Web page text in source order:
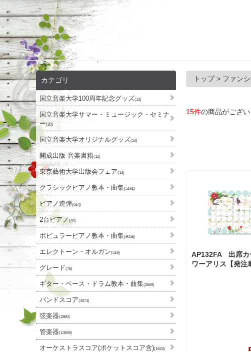
カテゴリ
国立音楽大学100周年記念グッズ(13)
国立音楽大学サマー・ミュージック・セミナ
ー(20)
国立音楽大学オリジナルグッズ(50)
開成出版 音楽書籍(12)
東京藝術大学出版会フェア(13)
クラシックピアノ教本・曲集(5191)
ピアノ連弾(614)
2台ピアノ(44)
ポピュラーピアノ教本・曲集(9058)
エレクトーン・オルガン(519)
グレード(76)
ギター・ベース・ドラム教本・曲集(2669)
バンドスコア(4071)
弦楽器(2860)
管楽器(13659)
オーケストラスコア(ポケットスコア含)(1624)
トップ> ファン
15件の商品がござい
AP132FA 出席
ワーアリス【発注